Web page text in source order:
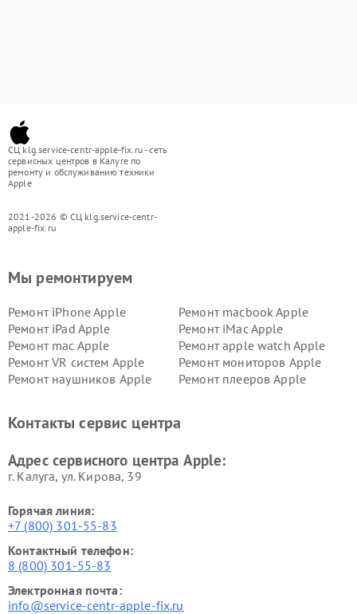
СЦ klg.service-centr-apple-fix.ru - сеть
сервисных центров в Калуге по
ремонту и обслуживанию техники
Apple
2021-2026 © СЦ klg.service-centr-
apple-fix.ru
Мы ремонтируем
Ремонт iPhone Apple
Ремонт macbook Apple
Ремонт iPad Apple
Ремонт iMac Apple
Ремонт mac Apple
Ремонт apple watch Apple
Ремонт VR систем Apple
Ремонт мониторов Apple
Ремонт наушников Apple
Ремонт плееров Apple
Контакты сервис центра
Адрес сервисного центра Apple:
г. Калуга, ул. Кирова, 39
Горячая линия:
+7 (800) 301-55-83
Контактный телефон:
8 (800) 301-55-83
Электронная почта:
info@service-centr-apple-fix.ru